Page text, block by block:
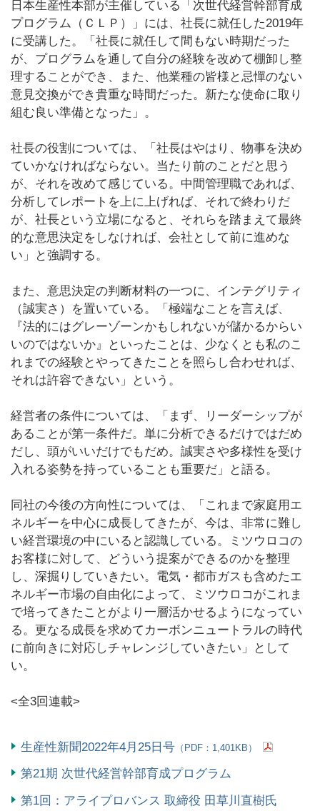
日本生産性本部が主催している「次世代経営幹部育成
プログラム（ＣＬＰ）」には、社長に就任した2019年
に受講した。「社長に就任して間もない時期だった
が、プログラムを通して自分の経験を改めて棚卸し整
理することができ、また、他業種の皆様と忌憚のない
意見交換ができ貴重な時間だった。新たな使命に取り
組む良い準備となった」。
社長の役割については、「社長はやはり、物事を決め
ていかなければならない。当たり前のことだと思う
が、それを改めて感じている。中間管理職であれば、
分析してレポートを上に上げれば、それで終わりだ
が、社長という立場になると、それらを踏まえて最終
的な意思決定をしなければ、会社として前に進めな
い」と強調する。
また、意思決定の判断材料の一つに、インテグリティ
（誠実さ）を置いている。「極端なことを言えば、
『法的にはグレーゾーンかもしれないが儲かるからい
いのではないか』といったことは、少なくとも私のこ
れまでの経験とやってきたことを照らし合わせれば、
それは許容できない」という。
経営者の条件については、「まず、リーダーシップが
あることが第一条件だ。単に分析できるだけではだめ
だし、頭がいいだけでもだめ。誠実さや多様性を受け
入れる姿勢を持っていることも重要だ」と語る。
同社の今後の方向性については、「これまで家庭用エ
ネルギーを中心に成長してきたが、今は、非常に難し
い経営環境の中にいると認識している。ミツウロコの
お客様に対して、どういう提案ができるのかを整理
し、深掘りしていきたい。電気・都市ガスも含めたエ
ネルギー市場の自由化によって、ミツウロコがこれま
で培ってきたことがより一層活かせるようになってい
る。更なる成長を求めてカーボンニュートラルの時代
に前向きに対応しチャレンジしていきたい」として
い。
<全3回連載>
生産性新聞2022年4月25日号 （PDF：1,401KB）
第21期 次世代経営幹部育成プログラム
第1回：アライプロバンス 取締役 田草川直樹氏